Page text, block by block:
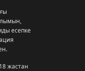
есепке
жастан